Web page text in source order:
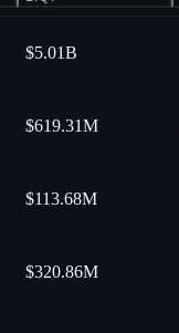
$5.01B
$619.31M
$113.68M
$320.86M